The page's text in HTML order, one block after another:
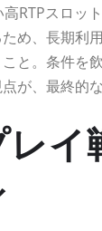
RTPスロッ
め、長期利
と。条件を
が、最終的
イ